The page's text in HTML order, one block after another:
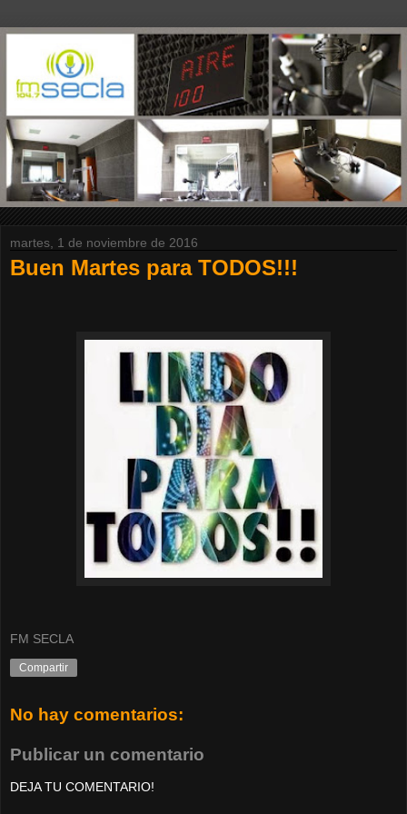
martes, 1 de noviembre de 2016
Buen Martes para TODOS!!!
FM SECLA
Compartir
No hay comentarios:
Publicar un comentario
DEJA TU COMENTARIO!